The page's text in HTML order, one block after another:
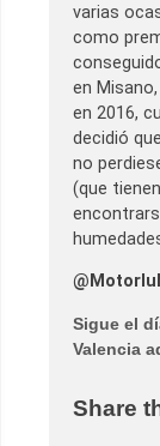
varias
como
en
en 2016,
decidió
no
(que
Sigue el
Valencia
Share